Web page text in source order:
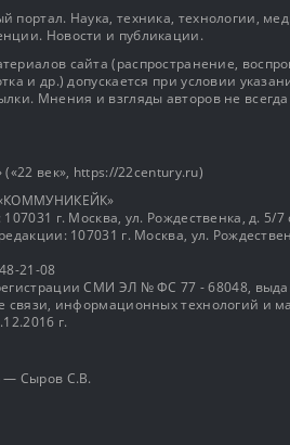
портал. Наука, техника, технологии,
Новости и публикации.
сайта (распространение,
и др.) допускается при условии
Мнения и взгляды авторов не
(«22 век», https://22century.ru)
«КОММУНИКЕЙК»
г. Москва, ул. Рождественка, д. 5/7
107031 г. Москва, ул.
21-08
СМИ ЭЛ № ФС 77 - 68048,
связи, информационных технологий и
г.
— Сыров С.В.